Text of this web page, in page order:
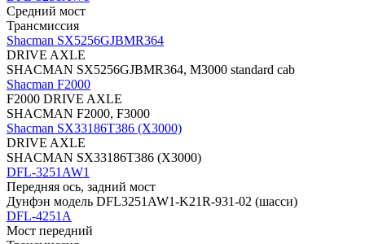
Средний мост
Трансмиссия
Shacman SX5256GJBMR364
DRIVE AXLE
SHACMAN SX5256GJBMR364, M3000 standard cab
Shacman F2000
F2000 DRIVE AXLE
SHACMAN F2000, F3000
Shacman SX33186T386 (X3000)
DRIVE AXLE
SHACMAN SX33186T386 (X3000)
DFL-3251AW1
Передняя ось, задний мост
Дунфэн модель DFL3251AW1-K21R-931-02 (шасси)
DFL-4251A
Мост передний